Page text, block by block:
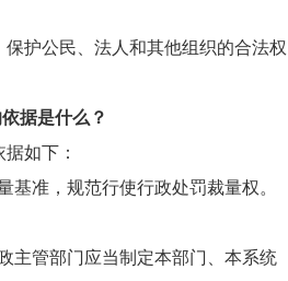
护公民、法人和其他组织的合法权
据是什么？
如下：
基准，规范行使行政处罚裁量权。
主管部门应当制定本部门、本系统